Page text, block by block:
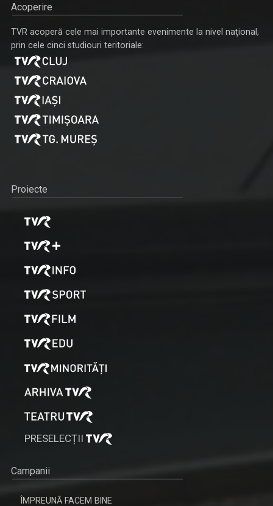
Acoperire
TVR acoperă cele mai importante evenimente la nivel naţional,
prin cele cinci studiouri teritoriale:
Proiecte
PRESELECȚII
Campanii
ÎMPREUNĂ FACEM BINE